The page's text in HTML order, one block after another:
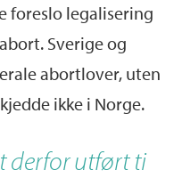
foreslo legalisering
Sverige og
abortlover, uten
ikke i Norge.
derfor utført ti